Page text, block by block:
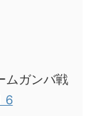
ムガンバ戦
6